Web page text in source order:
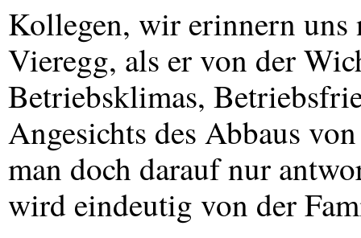
Kollegen, wir erinnern
Vieregg, als er von der
Betriebsklimas,
Angesichts des Abbaus
man doch darauf nur
wird eindeutig von der